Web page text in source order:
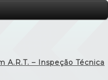
A.R.T. – Inspeção Técnica